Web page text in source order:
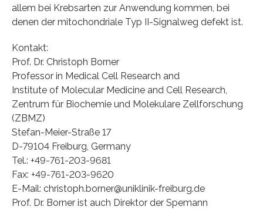
allem bei Krebsarten zur Anwendung kommen, bei
denen der mitochondriale Typ II-Signalweg defekt ist.
Kontakt:
Prof. Dr. Christoph Borner
Professor in Medical Cell Research and
Institute of Molecular Medicine and Cell Research,
Zentrum für Biochemie und Molekulare Zellforschung
(ZBMZ)
Stefan-Meier-Straße 17
D-79104 Freiburg, Germany
Tel.: +49-761-203-9681
Fax: +49-761-203-9620
E-Mail: christoph.borner@uniklinik-freiburg.de
Prof. Dr. Borner ist auch Direktor der Spemann